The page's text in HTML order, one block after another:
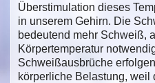
Überstimulation dieses
in unserem Gehirn. Die
bedeutend mehr Schweiß,
Körpertemperatur
Schweißausbrüche
körperliche Belastung, weil